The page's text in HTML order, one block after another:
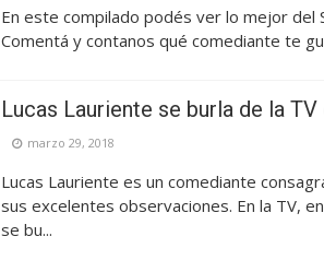
En este compilado podés ver lo mejor del
Comentá y contanos qué comediante te
Lucas Lauriente se burla de la
marzo 29, 2018
Lucas Lauriente es un comediante
sus excelentes observaciones. En la TV,
se bu...